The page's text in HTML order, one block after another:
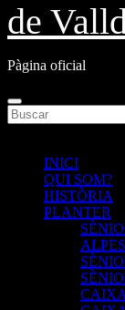
de
Pàgina oficial
INICI
QUI SOM?
HISTÒRIA
PLANTER